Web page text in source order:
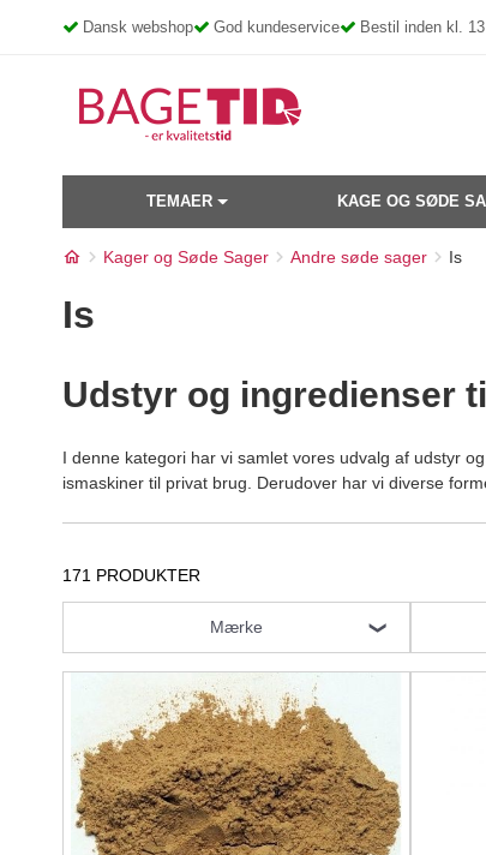
Dansk webshop God kundeservice Bestil inden kl.
TEMAER KAGE OG SØDE
Kager og Søde Sager Andre søde sager Is
Is
Udstyr og ingredienser
I denne kategori har vi samlet vores udvalg af udstyr
ismaskiner til privat brug. Derudover har vi diverse
171 PRODUKTER
Mærke